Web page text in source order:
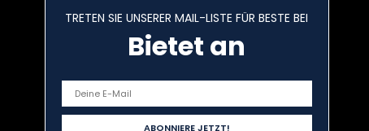
TRETEN SIE UNSERER MAIL-LISTE FÜR BESTE BEI
Bietet an